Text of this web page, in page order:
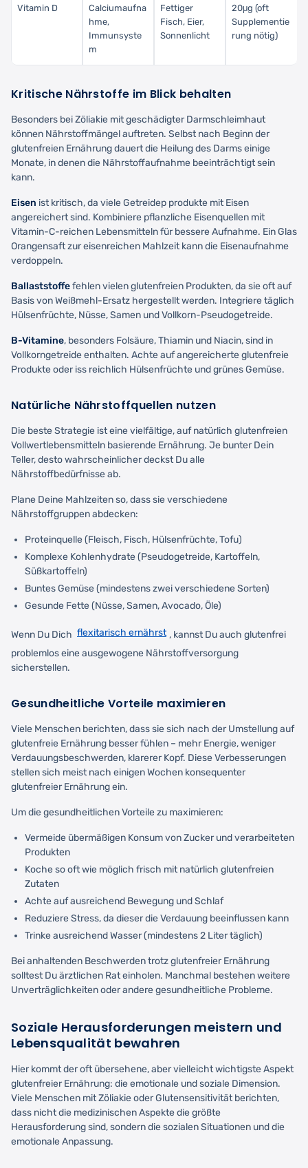
Vitamin D
Calciumaufna
hme,
Immunsyste
m
Fettiger
Fisch, Eier,
Sonnenlicht
20μg (oft
Supplementie
rung nötig)
Kritische Nährstoffe im Blick behalten
Besonders bei Zöliakie mit geschädigter Darmschleimhaut
können Nährstoffmängel auftreten. Selbst nach Beginn der
glutenfreien Ernährung dauert die Heilung des Darms einige
Monate, in denen die Nährstoffaufnahme beeinträchtigt sein
kann.
Eisen ist kritisch, da viele Getreidep produkte mit Eisen
angereichert sind. Kombiniere pflanzliche Eisenquellen mit
Vitamin-C-reichen Lebensmitteln für bessere Aufnahme. Ein Glas
Orangensaft zur eisenreichen Mahlzeit kann die Eisenaufnahme
verdoppeln.
Ballaststoffefehlen vielen glutenfreien Produkten, da sie oft auf
Basis von Weißmehl-Ersatz hergestellt werden. Integriere täglich
Hülsenfrüchte, Nüsse, Samen und Vollkorn-Pseudogetreide.
B-Vitamine, besonders Folsäure, Thiamin und Niacin, sind in
Vollkorngetreide enthalten. Achte auf angereicherte glutenfreie
Produkte oder iss reichlich Hülsenfrüchte und grünes Gemüse.
Natürliche Nährstoffquellen nutzen
Die beste Strategie ist eine vielfältige, auf natürlich glutenfreien
Vollwertlebensmitteln basierende Ernährung. Je bunter Dein
Teller, desto wahrscheinlicher deckst Du alle
Nährstoffbedürfnisse ab.
Plane Deine Mahlzeiten so, dass sie verschiedene
Nährstoffgruppen abdecken:
Proteinquelle (Fleisch, Fisch, Hülsenfrüchte, Tofu)
Komplexe Kohlenhydrate (Pseudogetreide, Kartoffeln,
Süßkartoffeln)
Buntes Gemüse (mindestens zwei verschiedene Sorten)
Gesunde Fette (Nüsse, Samen, Avocado, Öle)
Wenn Du Dich flexitarisch ernährst , kannst Du auch glutenfrei
problemlos eine ausgewogene Nährstoffversorgung
sicherstellen.
Gesundheitliche Vorteile maximieren
Viele Menschen berichten, dass sie sich nach der Umstellung auf
glutenfreie Ernährung besser fühlen – mehr Energie, weniger
Verdauungsbeschwerden, klarerer Kopf. Diese Verbesserungen
stellen sich meist nach einigen Wochen konsequenter
glutenfreier Ernährung ein.
Um die gesundheitlichen Vorteile zu maximieren:
Vermeide übermäßigen Konsum von Zucker und verarbeiteten
Produkten
Koche so oft wie möglich frisch mit natürlich glutenfreien
Zutaten
Achte auf ausreichend Bewegung und Schlaf
Reduziere Stress, da dieser die Verdauung beeinflussen kann
Trinke ausreichend Wasser (mindestens 2 Liter täglich)
Bei anhaltenden Beschwerden trotz glutenfreier Ernährung
solltest Du ärztlichen Rat einholen. Manchmal bestehen weitere
Unverträglichkeiten oder andere gesundheitliche Probleme.
Soziale Herausforderungen meistern und
Lebensqualität bewahren
Hier kommt der oft übersehene, aber vielleicht wichtigste Aspekt
glutenfreier Ernährung: die emotionale und soziale Dimension.
Viele Menschen mit Zöliakie oder Glutensensitivität berichten,
dass nicht die medizinischen Aspekte die größte
Herausforderung sind, sondern die sozialen Situationen und die
emotionale Anpassung.